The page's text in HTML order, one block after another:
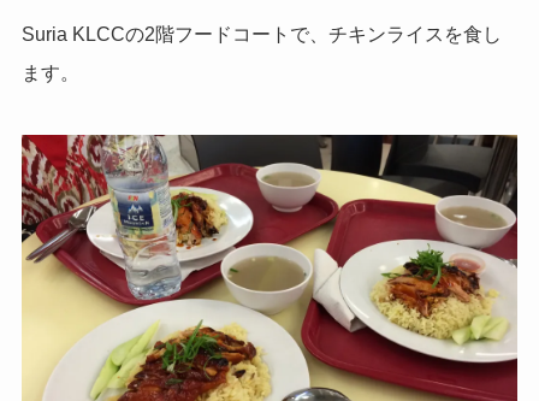
Suria KLCCの2階フードコートで、チキンライスを食し
ます。